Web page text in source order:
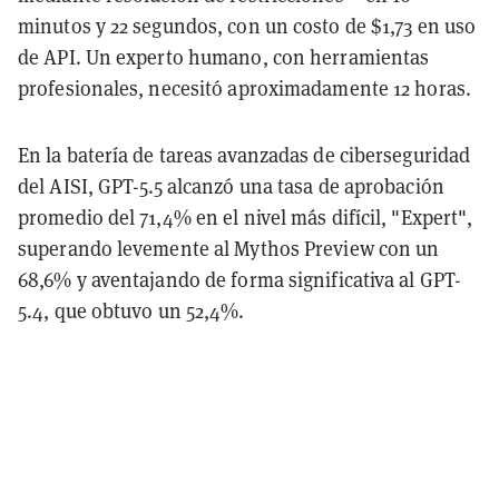
minutos y 22 segundos, con un costo de $1,73 en uso
de API. Un experto humano, con herramientas
profesionales, necesitó aproximadamente 12 horas.
En la batería de tareas avanzadas de ciberseguridad
del AISI, GPT-5.5 alcanzó una tasa de aprobación
promedio del 71,4% en el nivel más difícil, "Expert",
superando levemente al Mythos Preview con un
68,6% y aventajando de forma significativa al GPT-
5.4, que obtuvo un 52,4%.